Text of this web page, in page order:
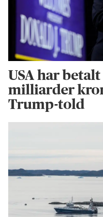
USA har
milliarder
Trump-told